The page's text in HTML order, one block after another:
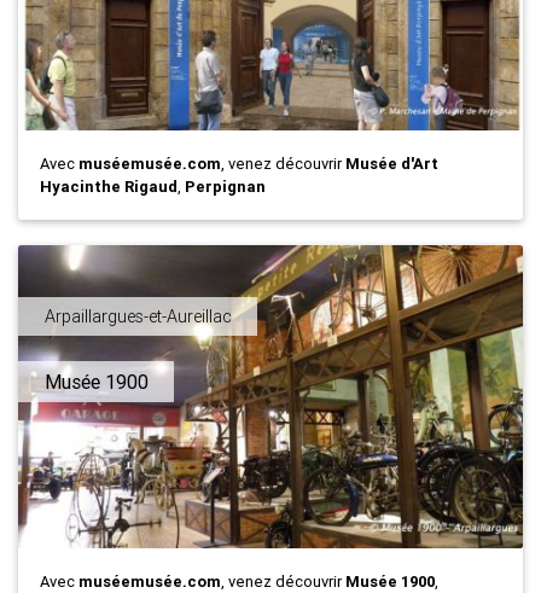
Avec muséemusée.com, venez découvrirMusée d'Art
Hyacinthe Rigaud, Perpignan
Arpaillargues-et-Aureillac
Musée 1900
Avec muséemusée.com, venez découvrirMusée 1900,